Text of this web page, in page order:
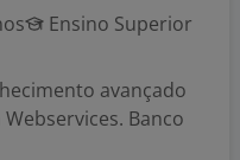
Ensino Superior
avançado
Banco